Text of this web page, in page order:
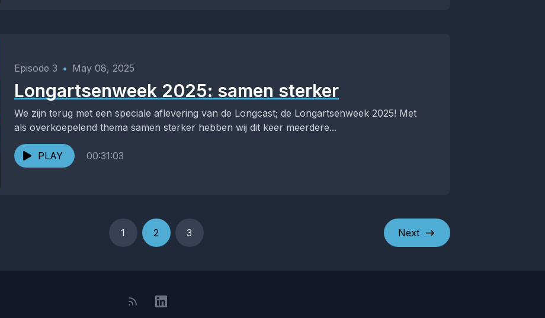
Episode 3 • May 08, 2025
Longartsenweek 2025: samen sterker
We zijn terug met een speciale aflevering van de Longcast; de Longartsenweek 2025! Met
als overkoepelend thema samen sterker hebben wij dit keer meerdere...
PLAY 00:31:03
1 2 3 Next